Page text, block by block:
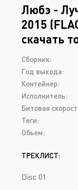
Любэ -
2015
скачать
Сборник:
Год выхода:
Контейнер:
Исполнитель:
Битовая
Теги:
Обьем:
ТРЕКЛИСТ:
Disc 01